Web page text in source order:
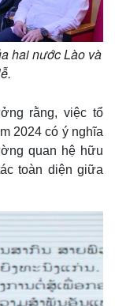
hai nước Lào và
rằng, việc tổ
2024 có ý nghĩa
quan hệ hữu
toàn diện giữa